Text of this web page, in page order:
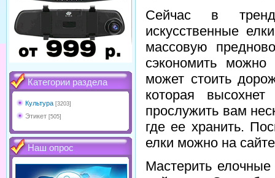
Категории раздела
Культура [3203]
Этикет [505]
Наш опрос
Сейчас в
искусственные
массовую
сэкономить
может стоить
которая
прослужить вам
где ее хранить.
елки можно на
Мастерить